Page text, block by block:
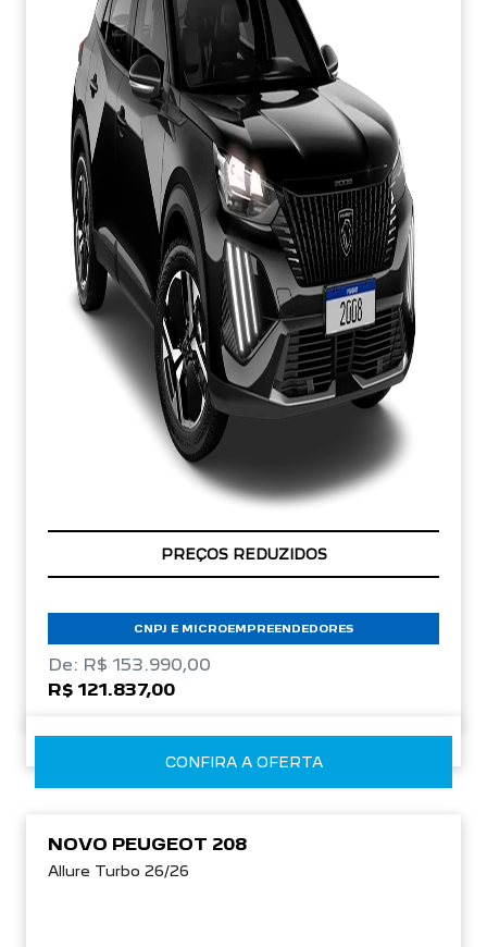
CONDIÇÃO IMPERDÍVEL
CNPJ E MICROEMPREENDEDORES
De: R$ 153.990,00
R$ 121.837,00
CONFIRA A OFERTA
NOVO PEUGEOT 208
Allure Turbo 26/26